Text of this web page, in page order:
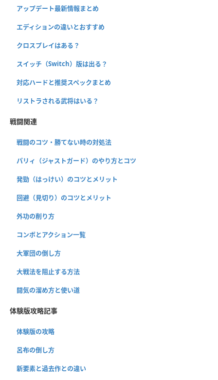
アップデート最新情報まとめ
エディションの違いとおすすめ
クロスプレイはある？
スイッチ（Switch）版は出る？
対応ハードと推奨スペックまとめ
リストラされる武将はいる？
戦闘関連
戦闘のコツ・勝てない時の対処法
パリィ（ジャストガード）のやり方とコツ
発勁（はっけい）のコツとメリット
回避（見切り）のコツとメリット
外功の削り方
コンボとアクション一覧
大軍団の倒し方
大戦法を阻止する方法
闘気の溜め方と使い道
体験版攻略記事
体験版の攻略
呂布の倒し方
新要素と過去作との違い